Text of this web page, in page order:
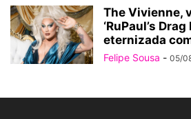
The Vivienne,
‘RuPaul’s Drag
eternizada
Felipe Sousa - 05/